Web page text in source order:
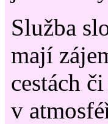
Služba
mají
cestách
v